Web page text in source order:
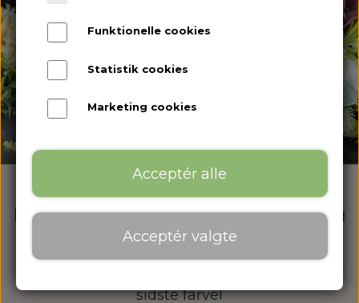
Båret af minder – bundet med omhu
Jeg sætter en stor ære i at skabe lige netop
sidste farvel
Funktionelle cookies
Statistik cookies
Marketing cookies
Acceptér alle
Acceptér valgte